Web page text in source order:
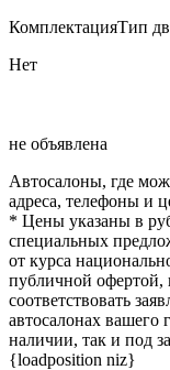
КомплектацияТип
Нет
не объявлена
Автосалоны, где
адреса, телефоны и
* Цены указаны в
специальных
от курса
публичной офертой,
соответствовать
автосалонах вашего
наличии, так и под
{loadposition niz}